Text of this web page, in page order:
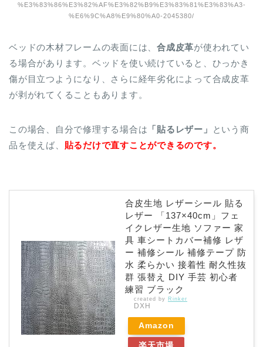
%E3%83%86%E3%82%AF%E3%82%B9%E3%83%81%E3%83%A3-
%E6%9C%A8%E9%80%A0-2045380/
ベッドの木材フレームの表面には、合成皮革が使われてい
る場合があります。ベッドを使い続けていると、ひっかき
傷が目立つようになり、さらに経年劣化によって合成皮革
が剥がれてくることもあります。
この場合、自分で修理する場合は 「貼るレザー」
という商
品を使えば、 貼るだけで直すことができるのです。
合皮生地 レザーシール 貼る
レザー 「137×40cm」フェ
イクレザー生地 ソファー 家
具 車シートカバー補修 レザ
ー 補修シール 補修テープ 防
水 柔らかい 接着性 耐久性抜
群 張替え DIY 手芸 初心者
練習 ブラック
created by Rinker
DXH
Amazon